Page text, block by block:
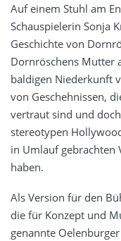
Auf einem Stuhl am
Schauspielerin Sonja
Geschichte von
Dornröschens Mutter
baldigen Niederkunft
von Geschehnissen,
vertraut sind und
stereotypen
in Umlauf gebrachten
haben.
Als Version für den
die für Konzept und
genannte